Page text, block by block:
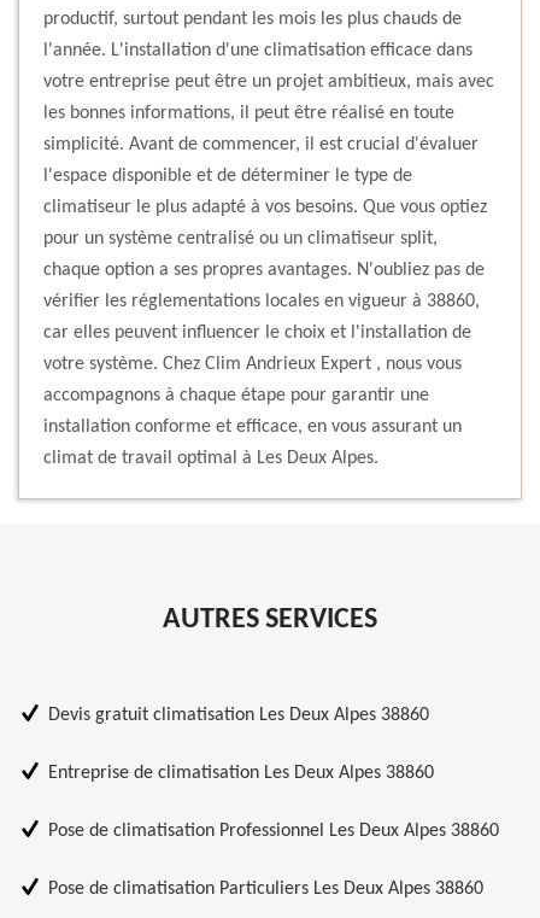
productif, surtout pendant les mois les plus chauds de
l'année. L'installation d'une climatisation efficace dans
votre entreprise peut être un projet ambitieux, mais avec
les bonnes informations, il peut être réalisé en toute
simplicité. Avant de commencer, il est crucial d'évaluer
l'espace disponible et de déterminer le type de
climatiseur le plus adapté à vos besoins. Que vous optiez
pour un système centralisé ou un climatiseur split,
chaque option a ses propres avantages. N'oubliez pas de
vérifier les réglementations locales en vigueur à 38860,
car elles peuvent influencer le choix et l'installation de
votre système. Chez Clim Andrieux Expert , nous vous
accompagnons à chaque étape pour garantir une
installation conforme et efficace, en vous assurant un
climat de travail optimal à Les Deux Alpes.
AUTRES SERVICES
Devis gratuit climatisation Les Deux Alpes 38860
Entreprise de climatisation Les Deux Alpes 38860
Pose de climatisation Professionnel Les Deux Alpes 38860
Pose de climatisation Particuliers Les Deux Alpes 38860